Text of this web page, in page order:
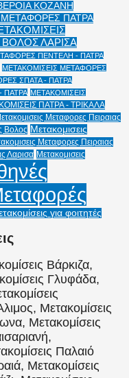
ΚΟΖΑΝΗ
ΜΕΤΑΦΟΡΕΣ ΠΑΤΡΑ
ΛΑΡΙΣΑ
ΠΕΝΤΕΛΗ - ΠΑΤΡΑ
ΜΕΤΑΚΟΜΙΣΕΙΣ ΜΕΤΑΦΟΡΕΣ
ΣΠΑΤΑ - ΠΑΤΡΑ
ΠΑΤΡΑ ΜΕΤΑΚΟΜΙΣΕΙΣ
ΠΑΤΡΑ - ΤΡΙΚΑΛΑ
Μεταφορες Πειραιας
Βολος Μετακομισεις
Μεταφορες Πειραιας
Λαρισα Μετακομισεις
για φοιτητές
Βάρκιζα,
Γλυφάδα,
Μετακομίσεις
Μετακομίσεις
Παλαιό
Μετακομίσεις